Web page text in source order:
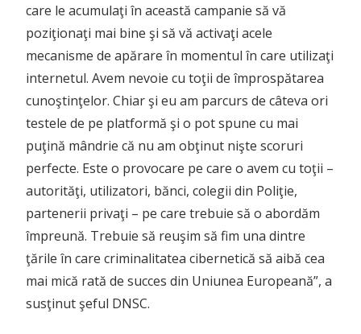
care le acumulaţi în această campanie să vă
poziţionaţi mai bine şi să vă activaţi acele
mecanisme de apărare în momentul în care utilizaţi
internetul. Avem nevoie cu toţii de împrospătarea
cunoştinţelor. Chiar şi eu am parcurs de câteva ori
testele de pe platformă şi o pot spune cu mai
puţină mândrie că nu am obţinut nişte scoruri
perfecte. Este o provocare pe care o avem cu toţii –
autorităţi, utilizatori, bănci, colegii din Poliţie,
partenerii privaţi – pe care trebuie să o abordăm
împreună. Trebuie să reuşim să fim una dintre
ţările în care criminalitatea cibernetică să aibă cea
mai mică rată de succes din Uniunea Europeană”, a
susţinut şeful DNSC.